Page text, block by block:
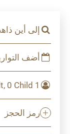
إلى أين
أضف
1 Adult, 0 Child
رمز الحجز